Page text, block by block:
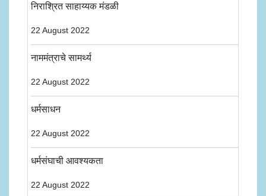
निराश्रित साहाय्यक मंडळी
22 August 2022
नाममंत्राचे सामर्थ्य
22 August 2022
धर्मसाधन
22 August 2022
धर्मसंघाची आवश्यकता
22 August 2022